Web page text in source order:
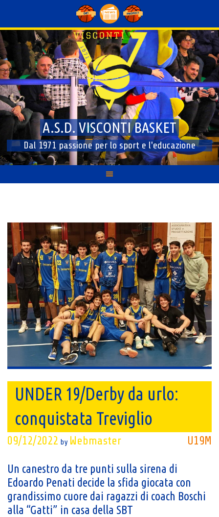
content
A.S.D. VISCONTI BASKET
Dal 1971 passione per lo sport e l'educazione
UNDER 19/Derby da urlo:
conquistata Treviglio
U19M
09/12/2022 by Webmaster
Un canestro da tre punti sulla sirena di
Edoardo Penati decide la sfida giocata con
grandissimo cuore dai ragazzi di coach Boschi
alla “Gatti” in casa della SBT